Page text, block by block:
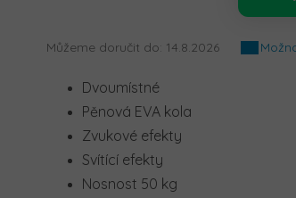
Můžeme doručit do: 14.8.2026
Dvoumístné
Pěnová EVA kola
Zvukové efekty
Svítící efekty
Nosnost 50 kg